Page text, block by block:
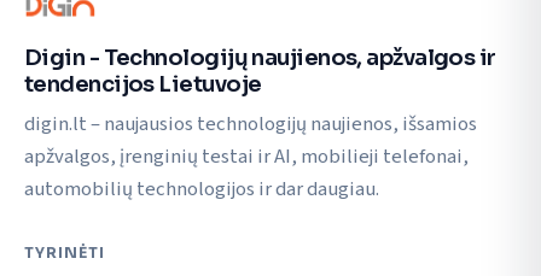
Digin - Technologijų naujienos, apžvalgos ir
tendencijos Lietuvoje
digin.lt – naujausios technologijų naujienos, išsamios
apžvalgos, įrenginių testai ir AI, mobilieji telefonai,
automobilių technologijos ir dar daugiau.
TYRINĖTI